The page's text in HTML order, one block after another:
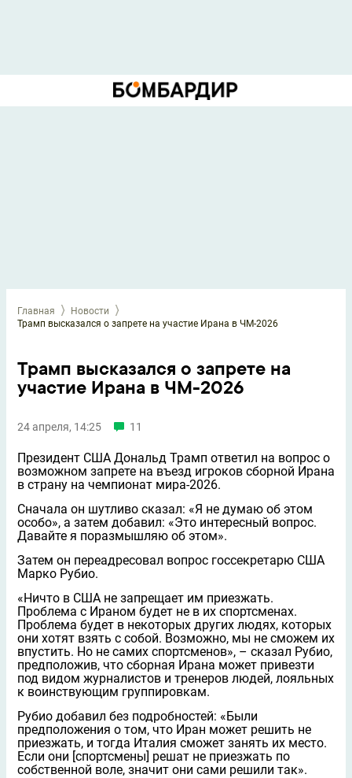
Главная
Новости
Трамп высказался о запрете на участие Ирана в ЧМ-2026
Трамп высказался о запрете на
участие Ирана в ЧМ-2026
24 апреля, 14:25 11
Президент США Дональд Трамп ответил на вопрос о
возможном запрете на въезд игроков сборной Ирана
в страну на чемпионат мира-2026.
Сначала он шутливо сказал: «Я не думаю об этом
особо», а затем добавил: «Это интересный вопрос.
Давайте я поразмышляю об этом».
Затем он переадресовал вопрос госсекретарю США
Марко Рубио.
«Ничто в США не запрещает им приезжать.
Проблема с Ираном будет не в их спортсменах.
Проблема будет в некоторых других людях, которых
они хотят взять с собой. Возможно, мы не сможем их
впустить. Но не самих спортсменов», – сказал Рубио,
предположив, что сборная Ирана может привезти
под видом журналистов и тренеров людей, лояльных
к воинствующим группировкам.
Рубио добавил без подробностей: «Были
предположения о том, что Иран может решить не
приезжать, и тогда Италия сможет занять их место.
Если они [спортсмены] решат не приезжать по
собственной воле, значит они сами решили так».